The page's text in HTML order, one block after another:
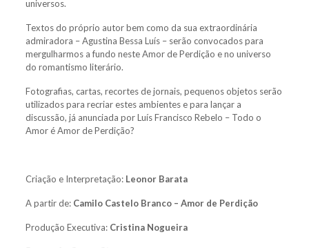
universos.
Textos do próprio autor bem como da sua extraordinária
admiradora – Agustina Bessa Luís – serão convocados para
mergulharmos a fundo neste Amor de Perdição e no universo
do romantismo literário.
Fotografias, cartas, recortes de jornais, pequenos objetos serão
utilizados para recriar estes ambientes e para lançar a
discussão, já anunciada por Luís Francisco Rebelo – Todo o
Amor é Amor de Perdição?
Criação e Interpretação: Leonor Barata
A partir de: Camilo Castelo Branco – Amor de Perdição
Produção Executiva: Cristina Nogueira